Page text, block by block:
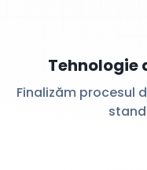
Tehnologie
Finalizăm procesul